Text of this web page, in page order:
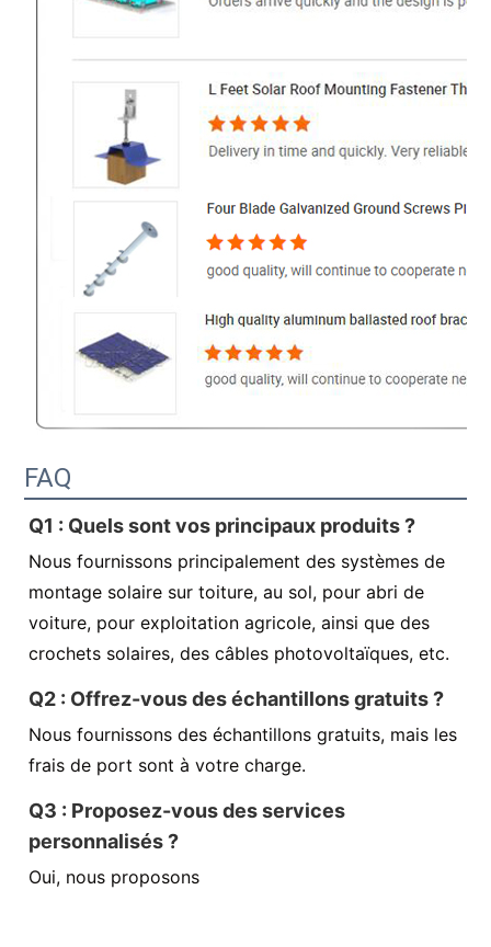
FAQ
Q1 : Quels sont vos principaux produits ?
Nous fournissons principalement des systèmes de
montage solaire sur toiture, au sol, pour abri de
voiture, pour exploitation agricole, ainsi que des
crochets solaires, des câbles photovoltaïques, etc.
Q2 : Offrez-vous des échantillons gratuits ?
Nous fournissons des échantillons gratuits, mais les
frais de port sont à votre charge.
Q3 : Proposez-vous des services
personnalisés ?
Oui, nous proposons